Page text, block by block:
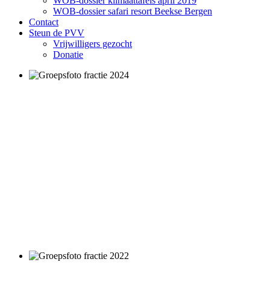
WOB-dossier safari resort Beekse Bergen
Contact
Steun de PVV
Vrijwilligers gezocht
Donatie